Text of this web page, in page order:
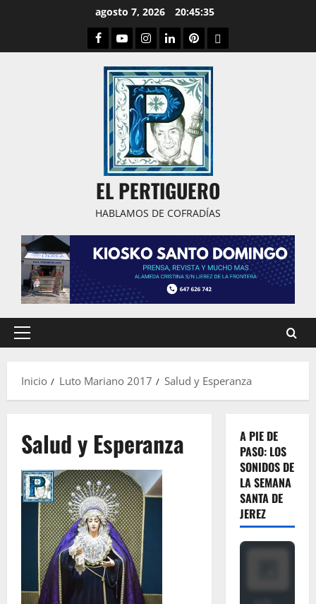
agosto 7, 2026 20:45:35
Facebook
YoutubeInstagram
LinkedPinterestDribbble
EL PERTIGUERO
HABLAMOS DE COFRADÍAS
Menú
Inicio
Luto Mariano 2017 Salud y Esperanza
Salud y Esperanza
A PIE DE
PASO: LOS
SONIDOS DE
LA SEMANA
SANTA DE
JEREZ